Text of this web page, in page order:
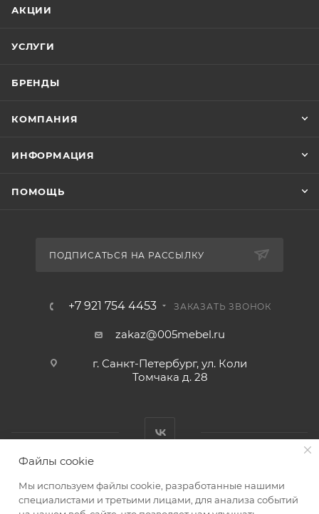
АКЦИИ
УСЛУГИ
БРЕНДЫ
КОМПАНИЯ
ИНФОРМАЦИЯ
ПОМОЩЬ
ПОДПИСАТЬСЯ НА РАССЫЛКУ
+7 921 754 4453 ЗАКАЗАТЬ ЗВОНОК
zakaz@005mebel.ru
г. Санкт-Петербург, ул. Коли
Томчака д. 28
Файлы cookie
Мы используем файлы cookie, разработанные нашими
специалистами и третьими лицами, для анализа событий